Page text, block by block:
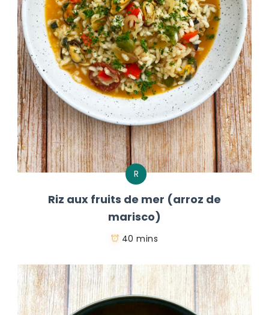
R
Riz aux fruits de mer (arroz de
marisco)
40 mins